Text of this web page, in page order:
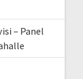
– Panel